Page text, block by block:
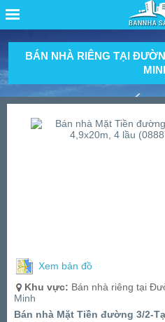
BÁN NHÀ RIÊNG TẠI
Xem bản đồ
Khu vực: Bán nhà riêng tại
Minh
Bán nhà Mặt Tiền đường 3/2-